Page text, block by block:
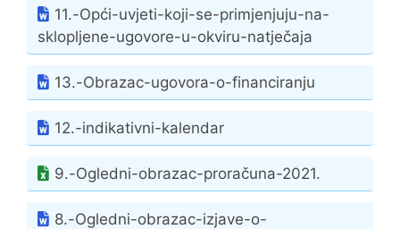
11.-Opći-uvjeti-koji-se-primjenjuju-na-
sklopljene-ugovore-u-okviru-natječaja
13.-Obrazac-ugovora-o-financiranju
12.-indikativni-kalendar
9.-Ogledni-obrazac-proračuna-2021.
8.-Ogledni-obrazac-izjave-o-